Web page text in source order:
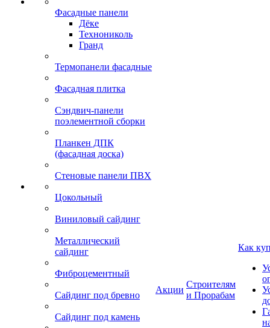
Фасадные панели
Дёке
Технониколь
Гранд
Термопанели фасадные
Фасадная плитка
Сэндвич-панели
поэлементной сборки
Планкен ДПК
(фасадная доска)
Стеновые панели ПВХ
Цокольный
Виниловый сайдинг
Металлический
сайдинг
Фиброцементный
Сайдинг под бревно
Сайдинг под камень
Акции
Строителям
и Прорабам
Как